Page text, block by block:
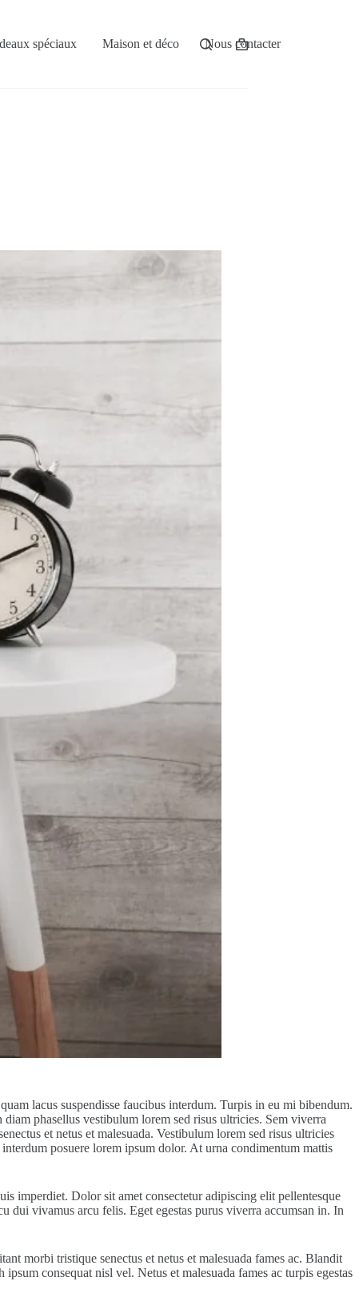
spéciaux Maison et déco Nous contacter
Panier
lacus suspendisse faucibus interdum. Turpis in eu mi bibendum.
phasellus vestibulum lorem sed risus ultricies. Sem viverra
et netus et malesuada. Vestibulum lorem sed risus ultricies
posuere lorem ipsum dolor. At urna condimentum mattis
imperdiet. Dolor sit amet consectetur adipiscing elit pellentesque
dui vivamus arcu felis. Eget egestas purus viverra accumsan in. In
morbi tristique senectus et netus et malesuada fames ac. Blandit
consequat nisl vel. Netus et malesuada fames ac turpis egestas